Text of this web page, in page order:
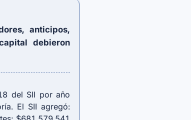
anticipos,
debieron
del SII por año
El SII agregó: